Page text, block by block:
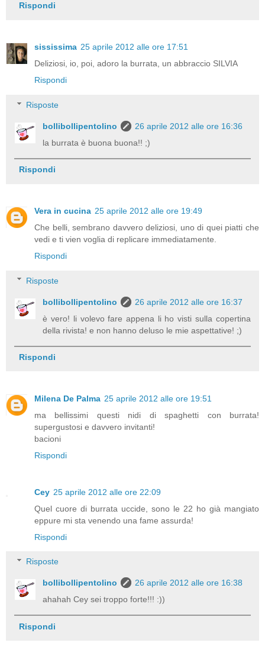
Rispondi
sississima 25 aprile 2012 alle ore 17:51
Deliziosi, io, poi, adoro la burrata, un abbraccio SILVIA
Rispondi
Risposte
bollibollipentolino
26 aprile 2012 alle ore 16:36
la burrata è buona buona!! ;)
Rispondi
Vera in cucina 25 aprile 2012 alle ore 19:49
Che belli, sembrano davvero deliziosi, uno di quei piatti che
vedi e ti vien voglia di replicare immediatamente.
Rispondi
Risposte
bollibollipentolino
26 aprile 2012 alle ore 16:37
è vero! li volevo fare appena li ho visti sulla copertina
della rivista! e non hanno deluso le mie aspettative! ;)
Rispondi
Milena De Palma 25 aprile 2012 alle ore 19:51
ma bellissimi questi nidi di spaghetti con burrata!
supergustosi e davvero invitanti!
bacioni
Rispondi
Cey 25 aprile 2012 alle ore 22:09
Quel cuore di burrata uccide, sono le 22 ho già mangiato
eppure mi sta venendo una fame assurda!
Rispondi
Risposte
bollibollipentolino
26 aprile 2012 alle ore 16:38
ahahah Cey sei troppo forte!!! :))
Rispondi